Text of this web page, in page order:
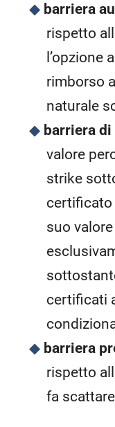
barriera
rispetto
l’opzione
rimborso
naturale
barriera
valore
strike
certificato
suo
certificati
barriera
rispetto
fa